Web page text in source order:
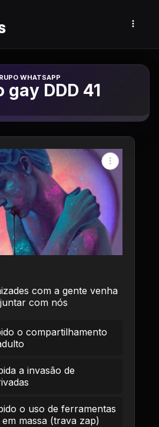
de Whatsapp
gay DDD 41
com a gente venha
com nós
o compartilhamento
a invasão de
o uso de ferramentas
massa (trava zap)